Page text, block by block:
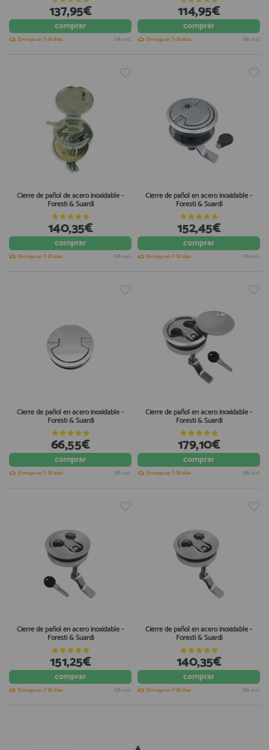
137,95€
comprar
Entrega en 7-10 días IVA incl.
114,95€
comprar
Entrega en 7-10 días IVA incl.
Cierre de pañol de acero inoxidable -
Foresti & Suardi
140,35€
comprar
Entrega en 7-10 días IVA incl.
Cierre de pañol en acero inoxidable -
Foresti & Suardi
152,45€
comprar
Entrega en 7-10 días IVA incl.
Cierre de pañol en acero inoxidable -
Foresti & Suardi
66,55€
comprar
Entrega en 7-10 días IVA incl.
Cierre de pañol en acero inoxidable -
Foresti & Suardi
179,10€
comprar
Entrega en 7-10 días IVA incl.
Cierre de pañol en acero inoxidable -
Foresti & Suardi
151,25€
comprar
Entrega en 7-10 días IVA incl.
Cierre de pañol en acero inoxidable -
Foresti & Suardi
140,35€
comprar
Entrega en 7-10 días IVA incl.